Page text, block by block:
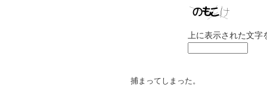
上に表示された文
捕まってしまった。